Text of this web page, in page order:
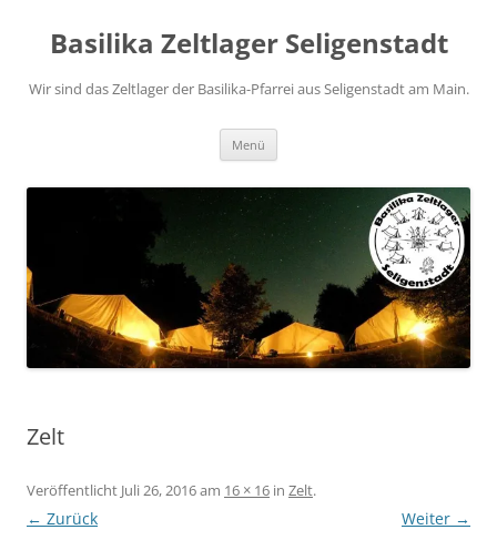
springen
Basilika Zeltlager Seligenstadt
Wir sind das Zeltlager der Basilika-Pfarrei aus Seligenstadt am Main.
Menü
Zelt
Veröffentlicht Juli 26, 2016am 16 × 16 in Zelt.
← Zurück Weiter →